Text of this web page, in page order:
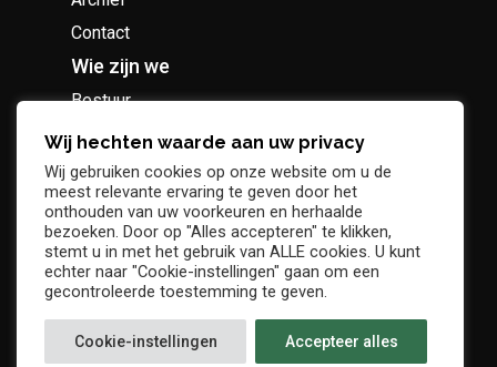
Contact
Wie zijn we
Bestuur
Geschiedenis
Supportersclub
Socio Business Club
Wij hechten waarde aan uw privacy
Wij gebruiken cookies op onze website om u de
meest relevante ervaring te geven door het
onthouden van uw voorkeuren en herhaalde
bezoeken. Door op "Alles accepteren" te klikken,
stemt u in met het gebruik van ALLE cookies. U kunt
echter naar "Cookie-instellingen" gaan om een
gecontroleerde toestemming te geven.
Cookie-instellingen Accepteer alles